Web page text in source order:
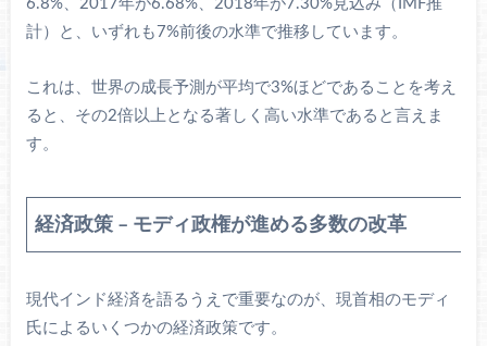
6.8%、2017年が6.68%、2018年が7.30%見込み（IMF推
計）と、いずれも7%前後の水準で推移しています。
これは、世界の成長予測が平均で3%ほどであることを考え
ると、その2倍以上となる著しく高い水準であると言えま
す。
経済政策 – モディ政権が進める多数の改革
現代インド経済を語るうえで重要なのが、現首相のモディ
氏によるいくつかの経済政策です。